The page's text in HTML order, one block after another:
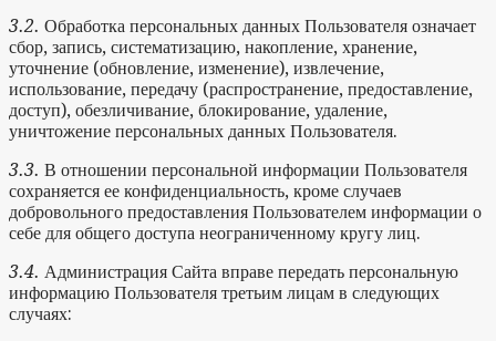
3.2. Обработка персональных данных Пользователя означает
сбор, запись, систематизацию, накопление, хранение,
уточнение (обновление, изменение), извлечение,
использование, передачу (распространение, предоставление,
доступ), обезличивание, блокирование, удаление,
уничтожение персональных данных Пользователя.
3.3. В отношении персональной информации Пользователя
сохраняется ее конфиденциальность, кроме случаев
добровольного предоставления Пользователем информации о
себе для общего доступа неограниченному кругу лиц.
3.4. Администрация Сайта вправе передать персональную
информацию Пользователя третьим лицам в следующих
случаях: